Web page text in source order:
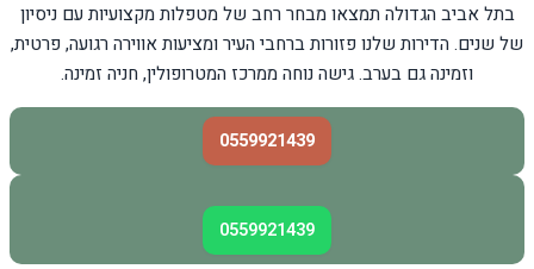
בתל אביב הגדולה תמצאו מבחר רחב של מטפלות מקצועיות עם ניסיון
של שנים. הדירות שלנו פזורות ברחבי העיר ומציעות אווירה רגועה, פרטית,
וזמינה גם בערב. גישה נוחה ממרכז המטרופולין, חניה זמינה.
0559921439
0559921439